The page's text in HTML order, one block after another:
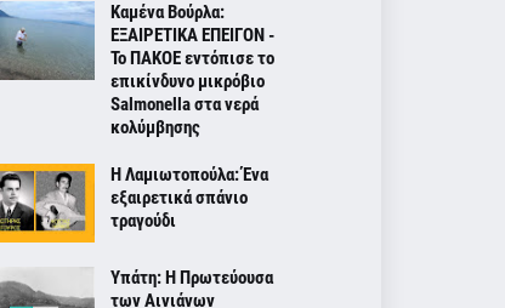
Καμένα Βούρλα:
ΕΞΑΙΡΕΤΙΚΑ ΕΠΕΙΓΟΝ -
Το ΠΑΚΟΕ εντόπισε το
επικίνδυνο μικρόβιο
Salmonella στα νερά
κολύμβησης
Η Λαμιωτοπούλα: Ένα
εξαιρετικά σπάνιο
τραγούδι
Υπάτη: Η Πρωτεύουσα
των Αινιάνων